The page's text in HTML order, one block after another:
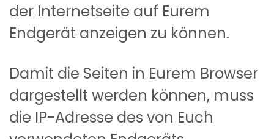
der Internetseite auf Eurem
Endgerät anzeigen zu können.
Damit die Seiten in Eurem Browser
dargestellt werden können, muss
die IP-Adresse des von Euch